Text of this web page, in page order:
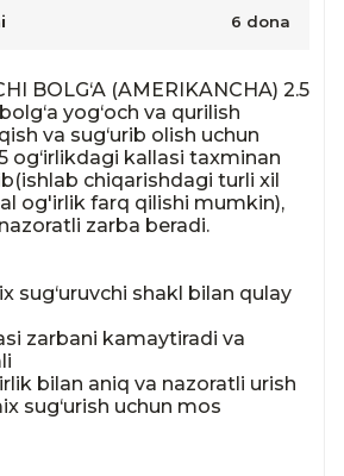
6 dona
BOLG‘A (AMERIKANCHA) 2.5
yog‘och va qurilish
va sug‘urib olish uchun
og‘irlikdagi kallasi taxminan
chiqarishdagi turli xil
og'irlik farq qilishi mumkin),
zarba beradi.
sug‘uruvchi shakl bilan qulay
zarbani kamaytiradi va
bilan aniq va nazoratli urish
sug‘urish uchun mos